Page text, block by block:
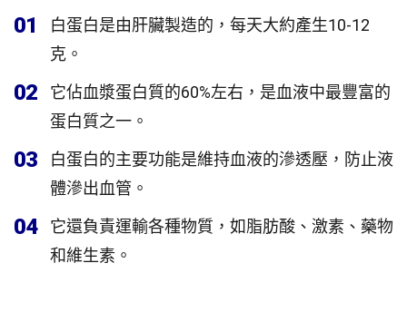
01
白蛋白是由肝臟製造的，每天大約產生10-12
克。
02
它佔血漿蛋白質的60%左右，是血液中最豐富的
蛋白質之一。
03
白蛋白的主要功能是維持血液的滲透壓，防止液
體滲出血管。
04
它還負責運輸各種物質，如脂肪酸、激素、藥物
和維生素。